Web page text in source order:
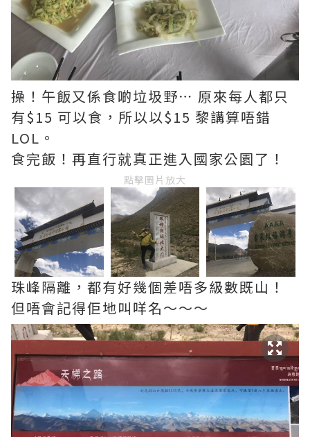
操！午飯又係食啲垃圾野⋯ 原來每人都只
有$15 可以食，所以以$15 黎講算唔錯
LOL。
食完飯！再直行就真正進入國家公園了！
點擊圖片放大
珠峰隔離，都有好幾個差唔多級數既山！
但唔會記得佢地叫咩名～～～